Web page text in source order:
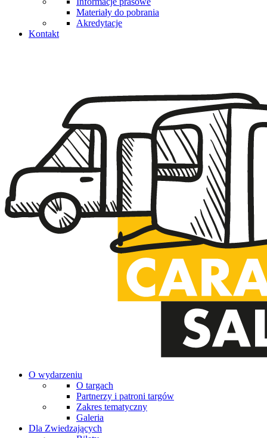
Materiały do pobrania
Akredytacje
Kontakt
O wydarzeniu
O targach
Partnerzy i patroni targów
Zakres tematyczny
Galeria
Dla Zwiedzających